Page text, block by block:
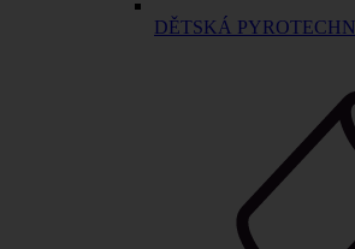
DĚTSKÁ